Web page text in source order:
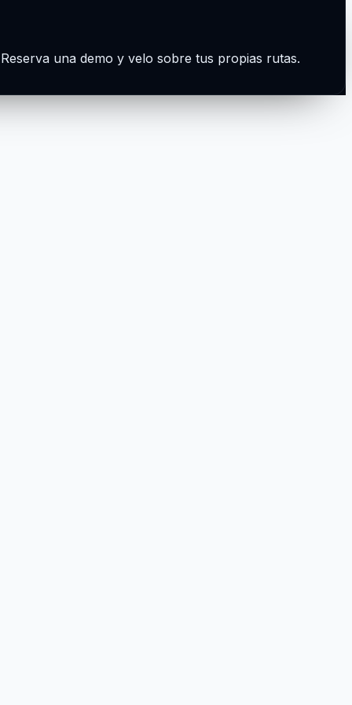
una demo y velo sobre tus propias rutas.